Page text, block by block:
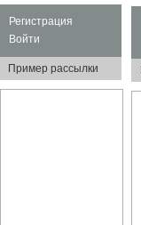
Регистрация
Войти
Пример рассылки